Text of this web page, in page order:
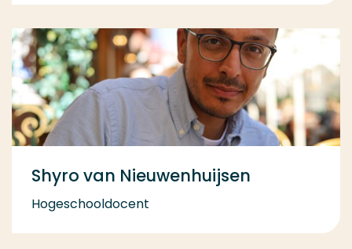
Shyro van Nieuwenhuijsen
Hogeschooldocent